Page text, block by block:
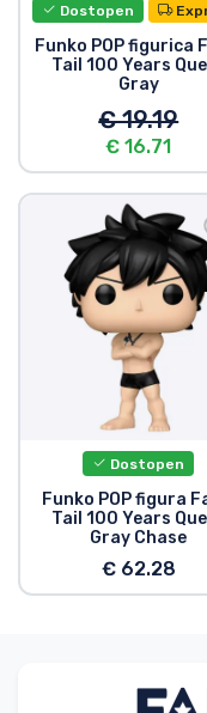
Dostopen
Funko POP figurica
Tail 100 Years
Gray
€ 19.19
€ 16.71
Dostopen
Funko POP figura
Tail 100 Years
Gray Chase
€ 62.28